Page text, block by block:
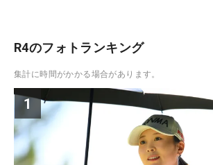
R4のフォトランキング
集計に時間がかかる場合があります。
1